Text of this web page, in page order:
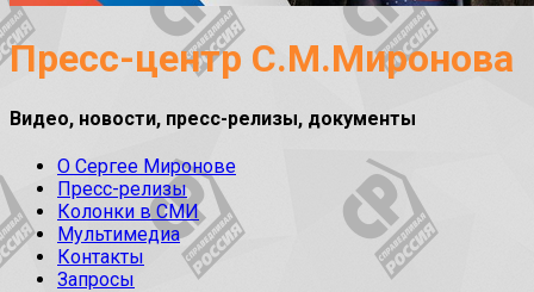
Пресс-центр С.М.Миронова
Видео, новости, пресс-релизы, документы
О Сергее Миронове
Пресс-релизы
Колонки в СМИ
Мультимедиа
Контакты
Запросы